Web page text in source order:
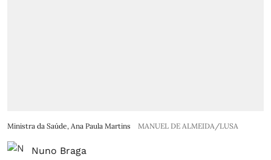
Ministra da Saúde, Ana Paula Martins MANUEL DE ALMEIDA/LUSA
Nuno Braga